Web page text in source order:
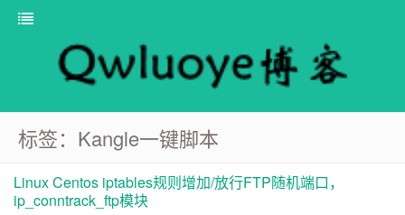
标签：Kangle一键脚本
Linux Centos iptables规则增加/放行FTP随机端口，
ip_conntrack_ftp模块